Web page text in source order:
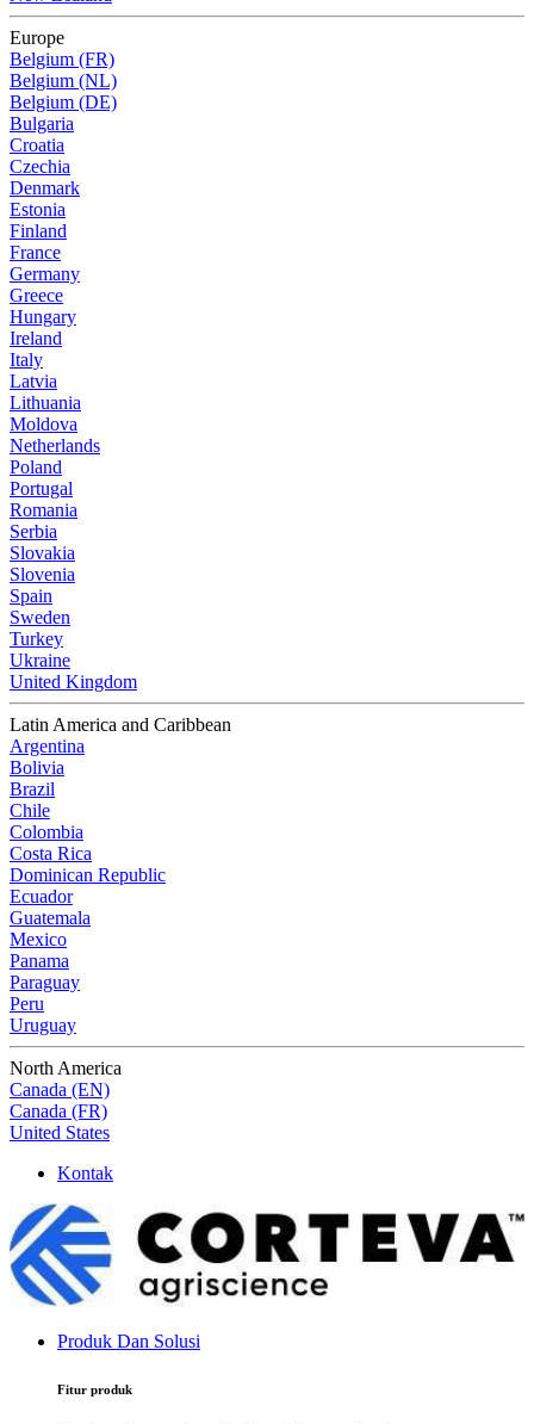
Europe
Belgium (FR)
Belgium (NL)
Belgium (DE)
Bulgaria
Croatia
Czechia
Denmark
Estonia
Finland
France
Germany
Greece
Hungary
Ireland
Italy
Latvia
Lithuania
Moldova
Netherlands
Poland
Portugal
Romania
Serbia
Slovakia
Slovenia
Spain
Sweden
Turkey
Ukraine
United Kingdom
Latin America and Caribbean
Argentina
Bolivia
Brazil
Chile
Colombia
Costa Rica
Dominican Republic
Ecuador
Guatemala
Mexico
Panama
Paraguay
Peru
Uruguay
North America
Canada (EN)
Canada (FR)
United States
Kontak
Produk Dan Solusi
Fitur produk